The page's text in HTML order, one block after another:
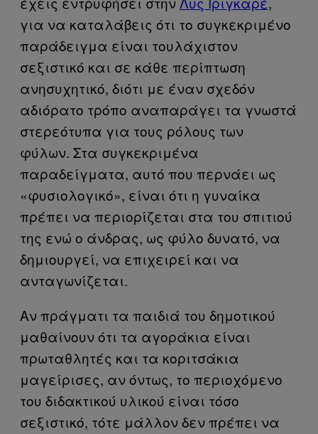
για να καταλάβεις ότι το συγκεκριμένο
παράδειγμα είναι τουλάχιστον
σεξιστικό και σε κάθε περίπτωση
ανησυχητικό, διότι με έναν σχεδόν
αδιόρατο τρόπο αναπαράγει τα γνωστά
στερεότυπα για τους ρόλους των
φύλων. Στα συγκεκριμένα
παραδείγματα, αυτό που περνάει ως
«φυσιολογικό», είναι ότι η γυναίκα
πρέπει να περιορίζεται στα του σπιτιού
της ενώ ο άνδρας, ως φύλο δυνατό, να
δημιουργεί, να επιχειρεί και να
ανταγωνίζεται.
Αν πράγματι τα παιδιά του δημοτικού
μαθαίνουν ότι τα αγoράκια είναι
πρωταθλητές και τα κοριτσάκια
μαγείρισες, αν όντως, το περιοχόμενο
του διδακτικού υλικού είναι τόσο
σεξιστικό, τότε μάλλον δεν πρέπει να